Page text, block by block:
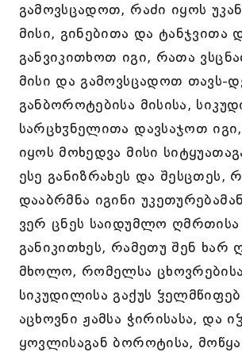
გამოვსცადოთ, რაძი იყოს
მისი, გინებითა და ტანჯვითა
განვიკითხოთ იგი, რათა
მისი და გამოვსცადოთ თავს-
განბოროტებისა მისისა,
სარცხჳნელითა დავსაჯოთ
იყოს მოხედვა მისი
ესე განიზრახეს და შესცთეს,
დააბრმნა იგინი
ვერ ცნეს საიდუმლო
განიკითხეს, რამეთუ შენ ხარ
მხოლო, რომელსა
სიკუდილისა გაქუს
აცხოვნი ჟამსა ჭირისასა, და
ყოვლისაგან ბოროტისა,